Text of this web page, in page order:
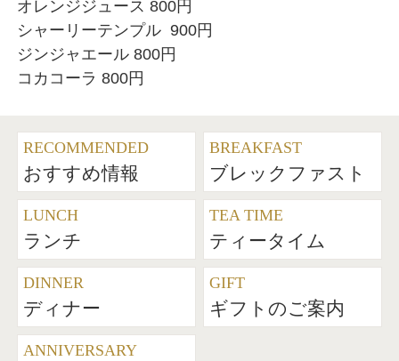
オレンジジュース 800円
シャーリーテンプル 900円
ジンジャエール 800円
コカコーラ 800円
RECOMMENDED
おすすめ情報
BREAKFAST
ブレックファスト
LUNCH
ランチ
TEA TIME
ティータイム
DINNER
ディナー
GIFT
ギフトのご案内
ANNIVERSARY